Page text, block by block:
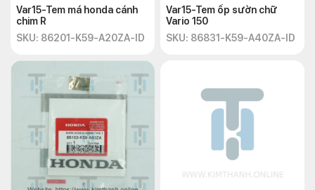
Var15-Tem má honda cánh
chim R
SKU: 86201-K59-A20ZA-ID
Var15-Tem ốp sườn chữ
Vario 150
SKU: 86831-K59-A40ZA-ID